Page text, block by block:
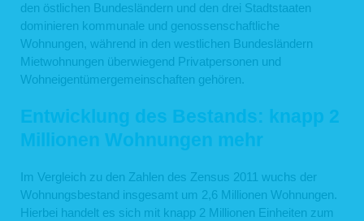
den östlichen Bundesländern und den drei Stadtstaaten
dominieren kommunale und genossenschaftliche
Wohnungen, während in den westlichen Bundesländern
Mietwohnungen überwiegend Privatpersonen und
Wohneigentümergemeinschaften gehören.
Entwicklung des Bestands: knapp 2
Millionen Wohnungen mehr
Im Vergleich zu den Zahlen des Zensus 2011 wuchs der
Wohnungsbestand insgesamt um 2,6 Millionen Wohnungen.
Hierbei handelt es sich mit knapp 2 Millionen Einheiten zum